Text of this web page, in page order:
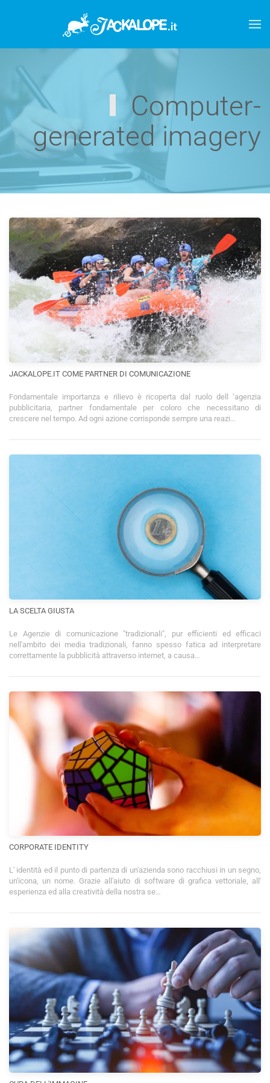
Skip to main content
Computer-
generated imagery
JACKALOPE.IT COME PARTNER DI COMUNICAZIONE
Fondamentale importanza e rilievo è ricoperta dal ruolo dell ’agenzia
pubblicitaria, partner fondamentale per coloro che necessitano di
crescere nel tempo. Ad ogni azione corrisponde sempre una reazi…
LA SCELTA GIUSTA
Le Agenzie di comunicazione "tradizionali", pur efficienti ed efficaci
nell'ambito dei media tradizionali, fanno spesso fatica ad interpretare
correttamente la pubblicità attraverso internet, a causa…
CORPORATE IDENTITY
L' identità ed il punto di partenza di un'azienda sono racchiusi in un segno,
un'icona, un nome. Grazie all'aiuto di software di grafica vettoriale, all'
esperienza ed alla creatività della nostra se…